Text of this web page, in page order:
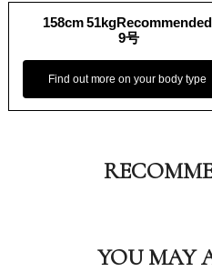
158cm 51kgRecommended
9号
Find out more on your body type
YOU MAY